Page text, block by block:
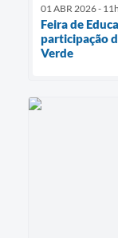
01 ABR 2026 -
Feira de
participação
Verde